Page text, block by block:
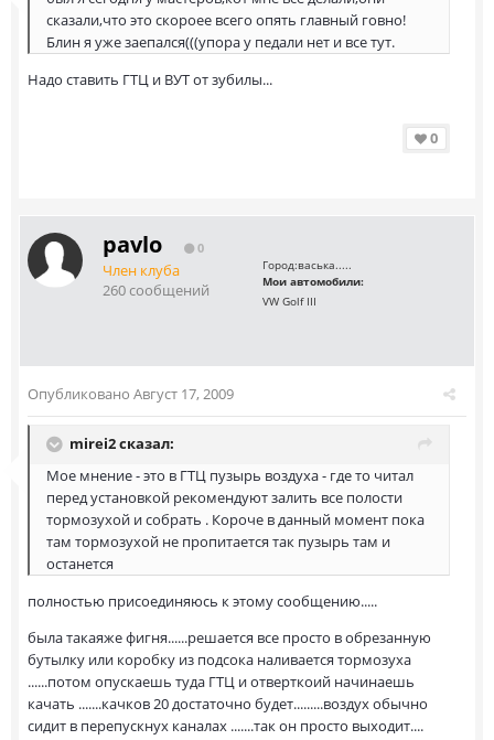
сказали,что это скороее всего опять главный говно!
Блин я уже заепался(((упора у педали нет и все тут.
Надо ставить ГТЦ и ВУТ от зубилы...
0
pavlo 0
Член клуба
260 сообщений
Город:васька.....
Мои автомобили:
VW Golf III
Опубликовано Август 17, 2009
mirei2 сказал:
Мое мнение - это в ГТЦ пузырь воздуха - где то читал
перед установкой рекомендуют залить все полости
тормозухой и собрать . Короче в данный момент пока
там тормозухой не пропитается так пузырь там и
останется
полностью присоединяюсь к этому сообщению.....
была такаяже фигня......решается все просто в обрезанную
бутылку или коробку из подсока наливается тормозуха
......потом опускаешь туда ГТЦ и отверткоий начинаешь
качать .......качков 20 достаточно будет.........воздух обычно
сидит в перепускнух каналах .......так он просто выходит....